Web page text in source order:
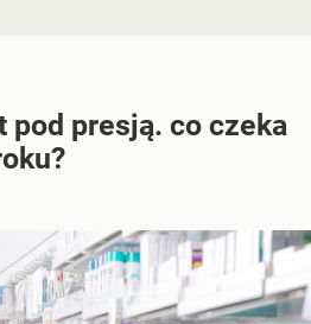
pod presją. co czeka